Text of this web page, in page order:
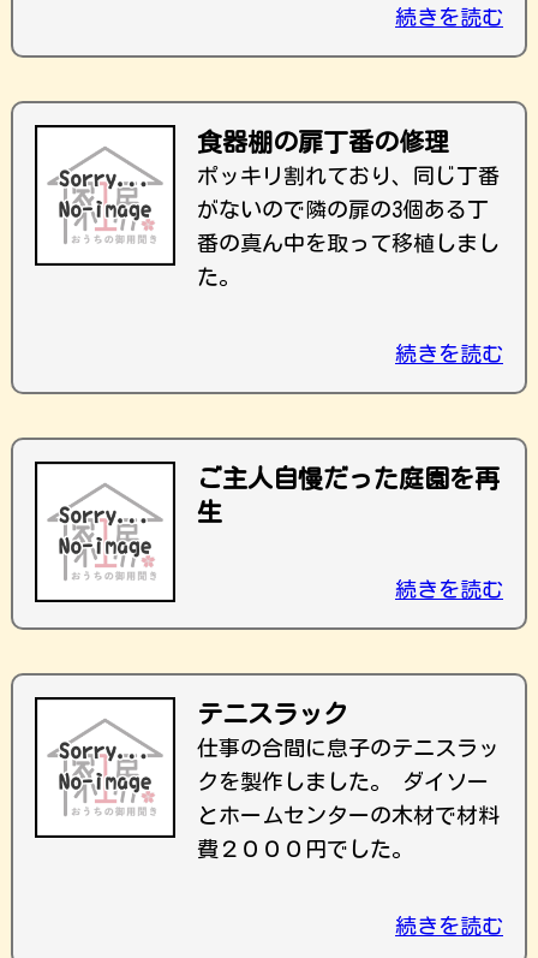
続きを読む
食器棚の扉丁番の修理
ポッキリ割れており、同じ丁番
がないので隣の扉の3個ある丁
番の真ん中を取って移植しまし
た。
続きを読む
ご主人自慢だった庭園を再
生
続きを読む
テニスラック
仕事の合間に息子のテニスラッ
クを製作しました。 ダイソー
とホームセンターの木材で材料
費２０００円でした。
続きを読む